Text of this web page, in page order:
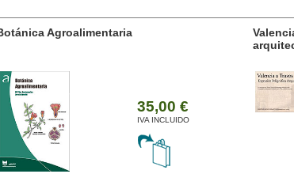
35,00 €
IVA INCLUIDO
Valencia a trazos: expresión